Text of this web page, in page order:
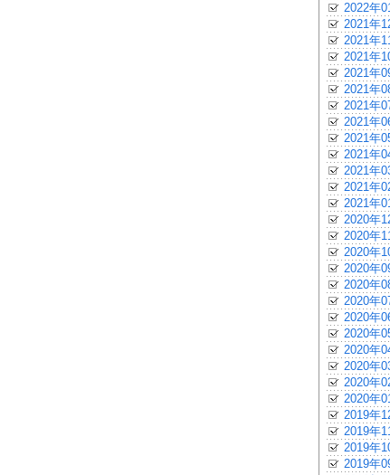
2022年
2021年
2021年
2021年
2021年
2021年
2021年
2021年
2021年
2021年
2021年
2021年
2021年
2020年
2020年
2020年
2020年
2020年
2020年
2020年
2020年
2020年
2020年
2020年
2020年
2019年
2019年
2019年
2019年